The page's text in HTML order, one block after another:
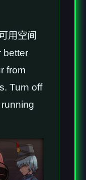
用空间
better
from
Turn off